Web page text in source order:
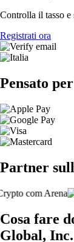
Controlla il tasso
Registrati ora
Pensato
Partner
Cosa fare
Global, Inc.